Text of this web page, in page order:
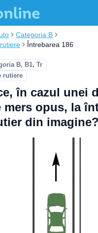
Categoria B
Întrebarea 186
B, B1, Tr
rutiere
în cazul unei
mers opus, la
din imagine?